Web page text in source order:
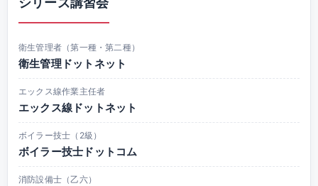
衛生管理者（第一種・第二種）
衛生管理ドットネット
エックス線作業主任者
エックス線ドットネット
ボイラー技士（2級）
ボイラー技士ドットコム
消防設備士（乙六）